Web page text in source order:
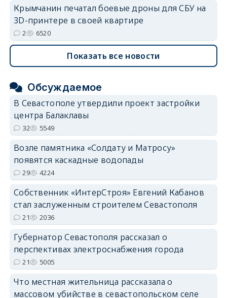
Крымчанин печатал боевые дроны для СБУ на
3D-принтере в своей квартире
2 6520
Показать все новости
Обсуждаемое
В Севастополе утвердили проект застройки
центра Балаклавы
32 5549
Возле памятника «Солдату и Матросу»
появятся каскадные водопады
29 4224
Собственник «ИнтерСтроя» Евгений Кабанов
стал заслуженным строителем Севастополя
21 2036
Губернатор Севастополя рассказал о
перспективах электроснабжения города
21 5005
Что местная жительница рассказала о
массовом убийстве в севастопольском селе